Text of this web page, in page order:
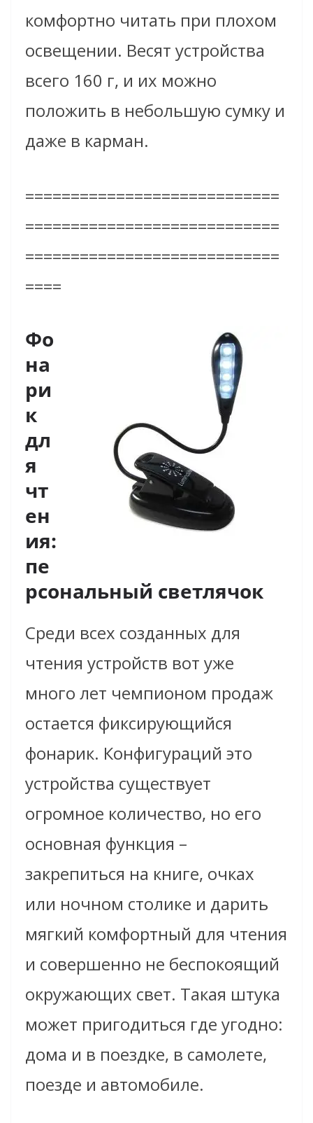
комфортно читать при плохом
освещении. Весят устройства
всего 160 г, и их можно
положить в небольшую сумку и
даже в карман.
============================
============================
============================
====
Фо
на
ри
к
дл
я
чт
ен
ия:
пе
рсональный светлячок
Среди всех созданных для
чтения устройств вот уже
много лет чемпионом продаж
остается фиксирующийся
фонарик. Конфигураций это
устройства существует
огромное количество, но его
основная функция –
закрепиться на книге, очках
или ночном столике и дарить
мягкий комфортный для чтения
и совершенно не беспокоящий
окружающих свет. Такая штука
может пригодиться где угодно:
дома и в поездке, в самолете,
поезде и автомобиле.